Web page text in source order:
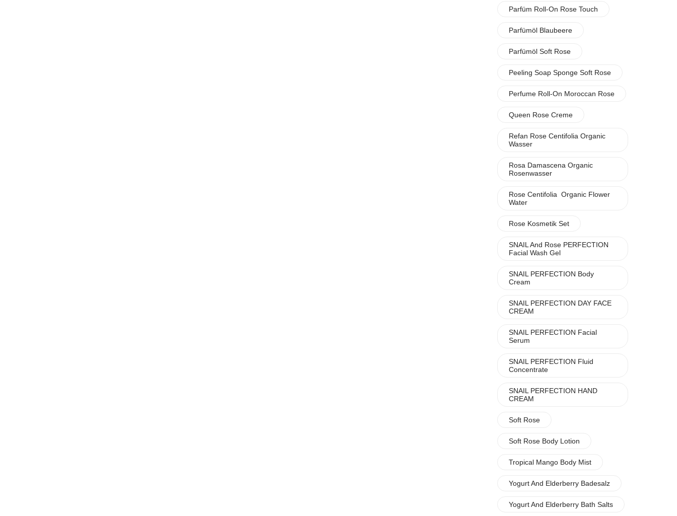
Parfüm Roll-On Rose Touch
Parfümöl Blaubeere
Parfümöl Soft Rose
Peeling Soap Sponge Soft Rose
Perfume Roll-On Moroccan Rose
Queen Rose Creme
Refan Rose Centifolia Organic
Wasser
Rosa Damascena Organic
Rosenwasser
Rose Centifolia Organic Flower
Water
Rose Kosmetik Set
SNAIL And Rose PERFECTION
Facial Wash Gel
SNAIL PERFECTION Body
Cream
SNAIL PERFECTION DAY FACE
CREAM
SNAIL PERFECTION Facial
Serum
SNAIL PERFECTION Fluid
Concentrate
SNAIL PERFECTION HAND
CREAM
Soft Rose
Soft Rose Body Lotion
Tropical Mango Body Mist
Yogurt And Elderberry Badesalz
Yogurt And Elderberry Bath Salts